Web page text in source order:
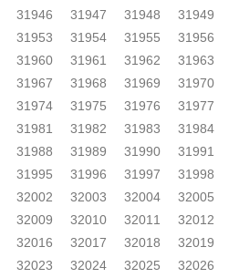
31946 31947 31948
31949
31953 31954 31955
31956
31960 31961 31962
31963
31967 31968 31969
31970
31974 31975 31976
31977
31981 31982 31983
31984
31988 31989 31990
31991
31995 31996 31997
31998
32002 32003 32004
32005
32009 32010 32011
32012
32016 32017 32018
32019
32023 32024 32025
32026